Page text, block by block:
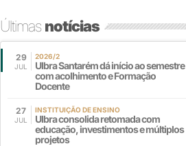
Últimasnotícias
29
JUL
2026/2
Ulbra Santarém dá início ao semestre
com acolhimento e Formação
Docente
27
JUL
INSTITUIÇÃO DE ENSINO
Ulbra consolida retomada com
educação, investimentos e múltiplos
projetos